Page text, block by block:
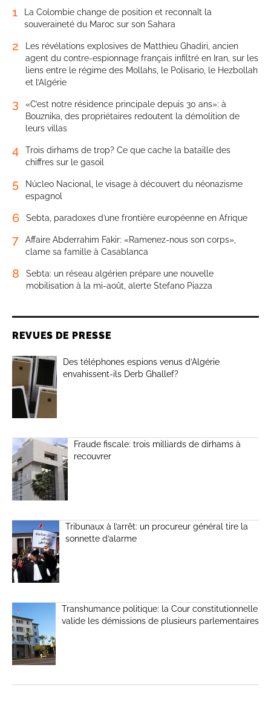
1
La Colombie change de position et reconnaît la
souveraineté du Maroc sur son Sahara
2
Les révélations explosives de Matthieu Ghadiri, ancien
agent du contre-espionnage français infiltré en Iran, sur les
liens entre le régime des Mollahs, le Polisario, le Hezbollah
et l’Algérie
3
«C’est notre résidence principale depuis 30 ans»: à
Bouznika, des propriétaires redoutent la démolition de
leurs villas
4
Trois dirhams de trop? Ce que cache la bataille des
chiffres sur le gasoil
5
Núcleo Nacional, le visage à découvert du néonazisme
espagnol
6 Sebta, paradoxes d’une frontière européenne en Afrique
7
Affaire Abderrahim Fakir: «Ramenez-nous son corps»,
clame sa famille à Casablanca
8
Sebta: un réseau algérien prépare une nouvelle
mobilisation à la mi-août, alerte Stefano Piazza
REVUES DE PRESSE
Des téléphones espions venus d’Algérie
envahissent-ils Derb Ghallef?
Fraude fiscale: trois milliards de dirhams à
recouvrer
Tribunaux à l’arrêt: un procureur général tire la
sonnette d’alarme
Transhumance politique: la Cour constitutionnelle
valide les démissions de plusieurs parlementaires